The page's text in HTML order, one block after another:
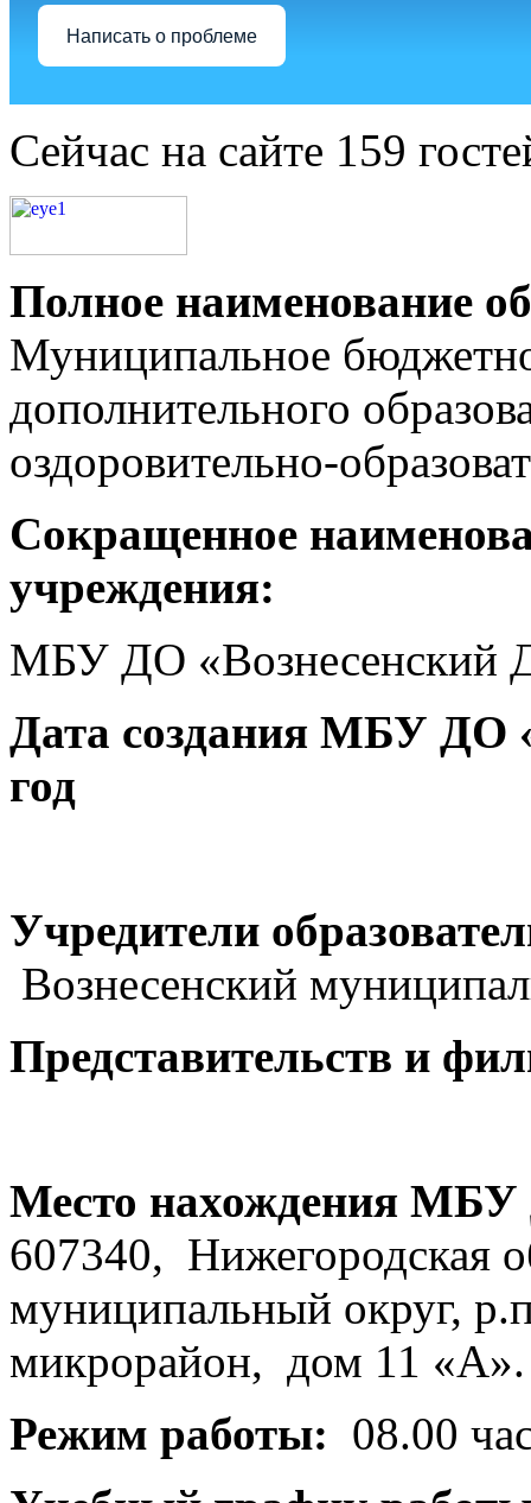
Написать о проблеме
Сейчас на сайте 159
Полное наименование
Муниципальное
дополнительного
оздоровительно-
Сокращенное
учреждения:
МБУ ДО «Вознесенский
Дата создания МБУ ДО
год
Учредители
Вознесенский
Представительств и
Место нахождения
607340, Нижегородская
муниципальный округ,
микрорайон, дом 11 «А».
Режим работы: 08.00